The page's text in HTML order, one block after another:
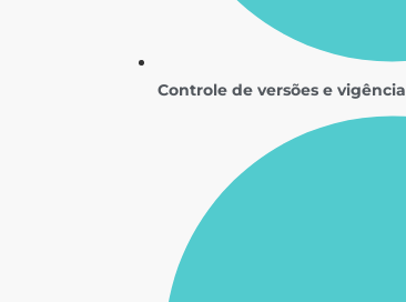
Controle de versões e vigência